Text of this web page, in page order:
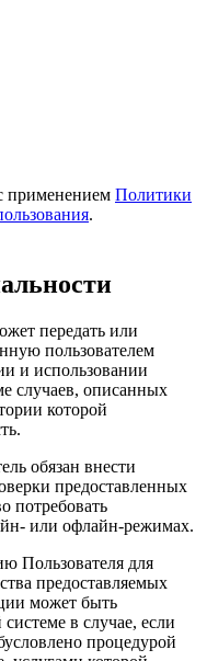
применением Политики
.
передать или
пользователем
и использовании
случаев, описанных
которой
обязан внести
предоставленных
потребовать
или офлайн-режимах.
Пользователя для
предоставляемых
может быть
в случае, если
процедурой